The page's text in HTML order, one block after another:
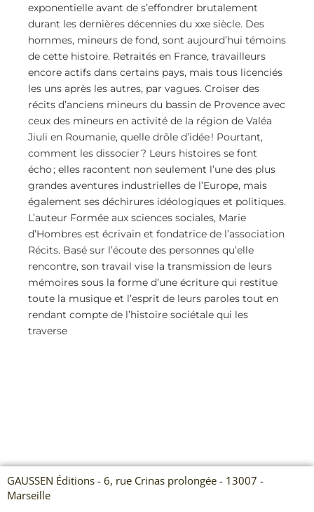
exponentielle avant de s’effondrer brutalement
durant les dernières décennies du xxe siècle. Des
hommes, mineurs de fond, sont aujourd’hui témoins
de cette histoire. Retraités en France, travailleurs
encore actifs dans certains pays, mais tous licenciés
les uns après les autres, par vagues. Croiser des
récits d’anciens mineurs du bassin de Provence avec
ceux des mineurs en activité de la région de Valéa
Jiuli en Roumanie, quelle drôle d’idée ! Pourtant,
comment les dissocier ? Leurs histoires se font
écho ; elles racontent non seulement l’une des plus
grandes aventures industrielles de l’Europe, mais
également ses déchirures idéologiques et politiques.
L’auteur Formée aux sciences sociales, Marie
d’Hombres est écrivain et fondatrice de l’association
Récits. Basé sur l’écoute des personnes qu’elle
rencontre, son travail vise la transmission de leurs
mémoires sous la forme d’une écriture qui restitue
toute la musique et l’esprit de leurs paroles tout en
rendant compte de l’histoire sociétale qui les
traverse
GAUSSEN Éditions - 6, rue Crinas prolongée - 13007 -
Marseille